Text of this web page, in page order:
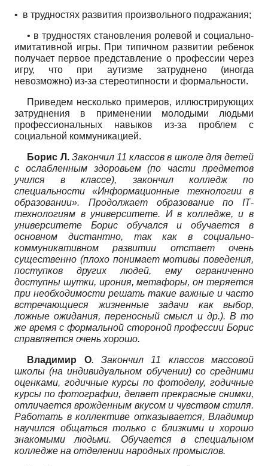
• в трудностях развития произвольного подражания;
• в трудностях становления ролевой и социально-
имитативной игры. При типичном развитии ребенок
получает первое представление о профессии через
игру, что при аутизме затруднено (иногда
невозможно) из-за стереотипности и формальности.
Приведем несколько примеров, иллюстрирующих
затруднения в применении молодыми людьми
профессиональных навыков из-за проблем с
социальной коммуникацией.
Борис Л. Закончил 11 классов в школе для детей
с ослабленным здоровьем (по части предметов
учился в классе), закончил колледж по
специальности «Информационные технологии в
образовании». Продолжает образование по IT-
технологиям в университете. И в колледже, и в
университете Борис обучался и обучается в
основном дистант­но, так как в социально-
коммуникативном развитии отстает очень
существенно (плохо понимает мотивы поведения,
поступков других людей, ему ограниченно
доступны шутки, ирония, метафоры, он теряется
при необходимости решать такие важные и часто
встречающиеся жизненные задачи как выбор,
ложные ожидания, переносный смысл и др.). В то
же время с формальной стороной профессии Борис
справляется очень хорошо.
Владимир О. Закончил 11 классов массовой
школы (на индивидуальном обучении) со средними
оценками, годичные курсы по фотоделу, годичные
курсы по фотографии, делает прекрасные снимки,
отличается врожденным вкусом и чувством стиля.
Работать в коллективе отказывается, Владимир
научился общаться только с близкими и хорошо
знакомыми людьми. Обучается в специальном
колледже на отделении народных промыслов.